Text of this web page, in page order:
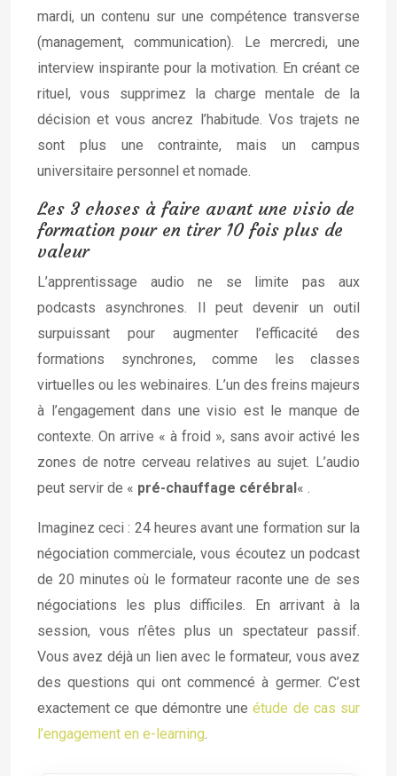
mardi, un contenu sur une compétence transverse
(management, communication). Le mercredi, une
interview inspirante pour la motivation. En créant ce
rituel, vous supprimez la charge mentale de la
décision et vous ancrez l’habitude. Vos trajets ne
sont plus une contrainte, mais un campus
universitaire personnel et nomade.
Les 3 choses à faire avant une visio de
formation pour en tirer 10 fois plus de
valeur
L’apprentissage audio ne se limite pas aux
podcasts asynchrones. Il peut devenir un outil
surpuissant pour augmenter l’efficacité des
formations synchrones, comme les classes
virtuelles ou les webinaires. L’un des freins majeurs
à l’engagement dans une visio est le manque de
contexte. On arrive « à froid », sans avoir activé les
zones de notre cerveau relatives au sujet. L’audio
peut servir de « pré-chauffage cérébral« .
Imaginez ceci : 24 heures avant une formation sur la
négociation commerciale, vous écoutez un podcast
de 20 minutes où le formateur raconte une de ses
négociations les plus difficiles. En arrivant à la
session, vous n’êtes plus un spectateur passif.
Vous avez déjà un lien avec le formateur, vous avez
des questions qui ont commencé à germer. C’est
exactement ce que démontre uneétude de cas sur
l’engagement en e-learning.